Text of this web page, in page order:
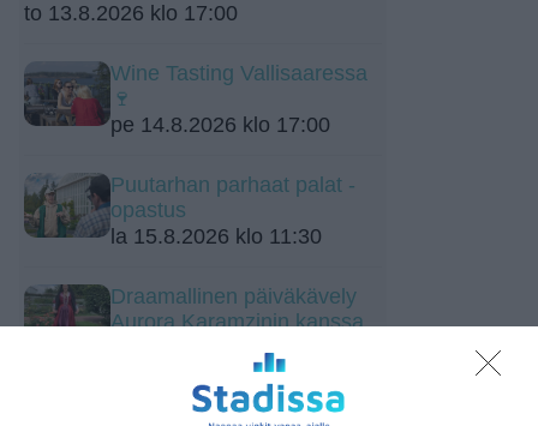
to 13.8.2026 klo 17:00
Wine Tasting Vallisaaressa
🍷
pe 14.8.2026 klo 17:00
Puutarhan parhaat palat -
opastus
la 15.8.2026 klo 11:30
Draamallinen päiväkävely
Aurora Karamzinin kanssa
Talvipuutarhaan
su 16.8.2026 klo 12:00